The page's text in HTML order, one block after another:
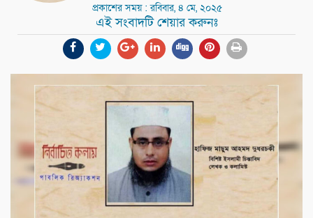
প্রকাশের সময় : রবিবার, ৪ মে, ২০২৫
এই সংবাদটি শেয়ার করুনঃ